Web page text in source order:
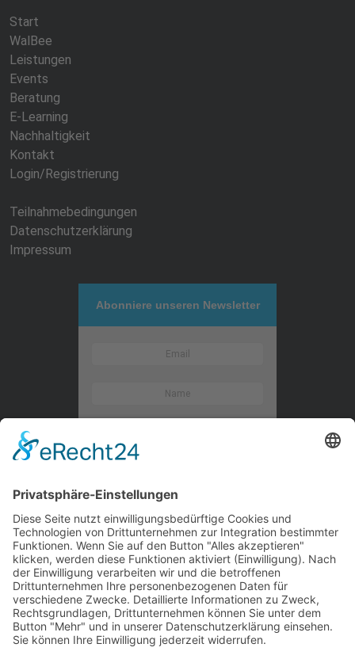
Start
WalBee
Leistungen
Events
Beratung
E-Learning
Nachhaltigkeit
Kontakt
Login/Registrierung
Teilnahmebedingungen
Datenschutzerklärung
Impressum
Abonniere unseren Newsletter
Kontaktieren Sie uns
WalBee
Bizzmade GmbH
Gießereistraße 29
83022 Rosenheim
Tel.:+49 8031 282 09 50